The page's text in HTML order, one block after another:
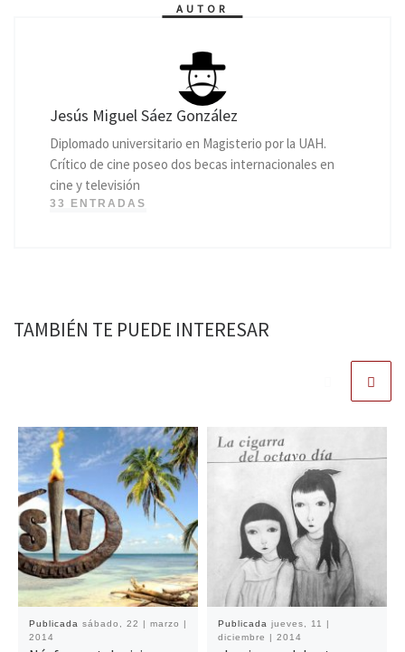
AUTOR
Jesús Miguel Sáez González
Diplomado universitario en Magisterio por la UAH.
Crítico de cine poseo dos becas internacionales en
cine y televisión
33 ENTRADAS
TAMBIÉN TE PUEDE INTERESAR
Publicada sábado, 22 | marzo |
2014
Publicada jueves, 11 |
diciembre | 2014